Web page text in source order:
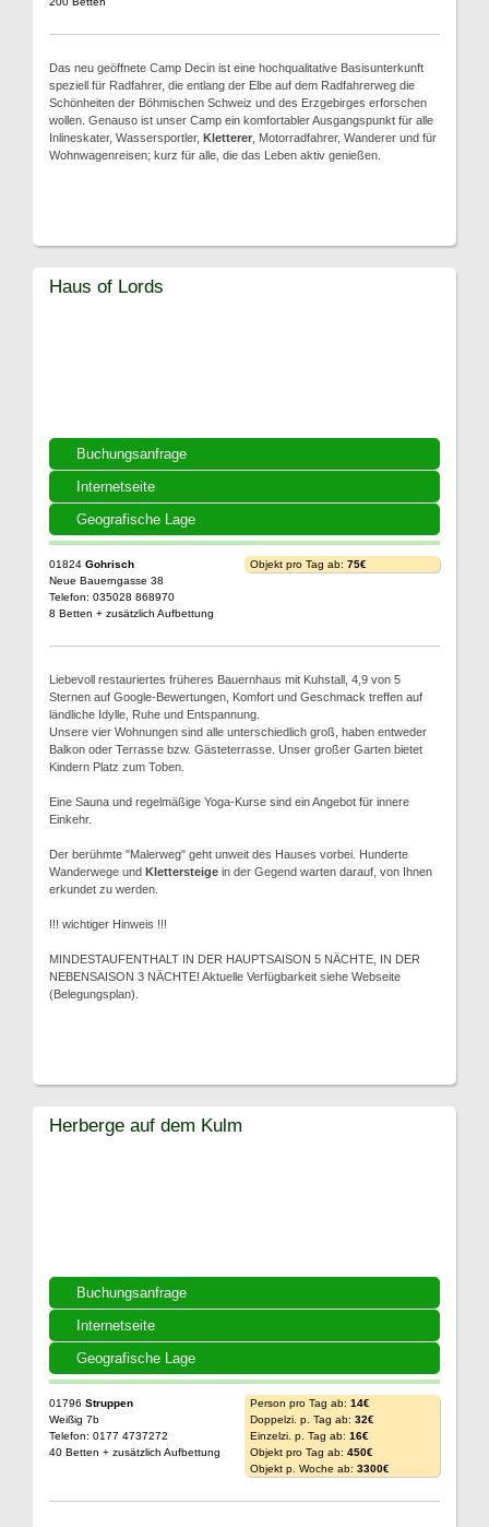
Das neu geöffnete Camp Decin ist eine hochqualitative Basisunterkunft
speziell für Radfahrer, die entlang der Elbe auf dem Radfahrerweg die
Schönheiten der Böhmischen Schweiz und des Erzgebirges erforschen
wollen. Genauso ist unser Camp ein komfortabler Ausgangspunkt für alle
Inlineskater, Wassersportler, Kletterer , Motorradfahrer, Wanderer und für
Wohnwagenreisen; kurz für alle, die das Leben aktiv genießen.
Buchungsanfrage
Internetseite
Geografische Lage
Haus of Lords
01824 Gohrisch
Neue Bauerngasse 38
Telefon: 035028 868970
8 Betten + zusätzlich Aufbettung
Objekt pro Tag ab: 75€
Liebevoll restauriertes früheres Bauernhaus mit Kuhstall, 4,9 von 5
Sternen auf Google-Bewertungen, Komfort und Geschmack treffen auf
ländliche Idylle, Ruhe und Entspannung.
Unsere vier Wohnungen sind alle unterschiedlich groß, haben entweder
Balkon oder Terrasse bzw. Gästeterrasse. Unser großer Garten bietet
Kindern Platz zum Toben.
Eine Sauna und regelmäßige Yoga-Kurse sind ein Angebot für innere
Einkehr.
Der berühmte "Malerweg" geht unweit des Hauses vorbei. Hunderte
Wanderwege und Klettersteige in der Gegend warten darauf, von Ihnen
erkundet zu werden.
!!! wichtiger Hinweis !!!
MINDESTAUFENTHALT IN DER HAUPTSAISON 5 NÄCHTE, IN DER
NEBENSAISON 3 NÄCHTE! Aktuelle Verfügbarkeit siehe Webseite
(Belegungsplan).
Buchungsanfrage
Internetseite
Geografische Lage
Herberge auf dem Kulm
01796 Struppen
Weißig 7b
Telefon: 0177 4737272
40 Betten + zusätzlich Aufbettung
Person pro Tag ab: 14€
Doppelzi. p. Tag ab: 32€
Einzelzi. p. Tag ab: 16€
Objekt pro Tag ab: 450€
Objekt p. Woche ab: 3300€